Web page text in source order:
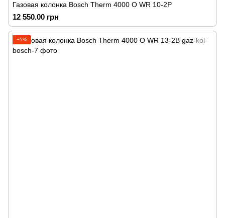
Газовая колонка Bosch Therm 4000 O WR 10-2P
12 550.00 грн
−5%